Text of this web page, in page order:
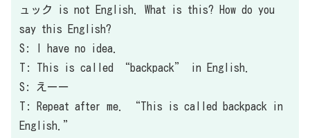
ュック is not English. What is this? How do you
say this English?
S: I have no idea.
T: This is called “backpack” in English.
S: えーー
T: Repeat after me. “This is called backpack in
English.”